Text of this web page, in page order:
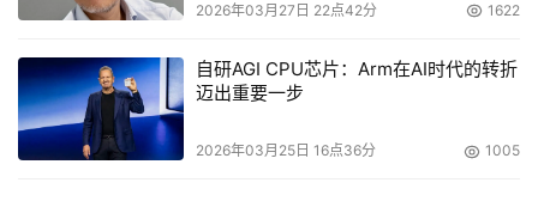
2026年03月27日 22点42分 1622
自研AGI CPU芯片：Arm在AI时代的转折
迈出重要一步
2026年03月25日 16点36分 1005